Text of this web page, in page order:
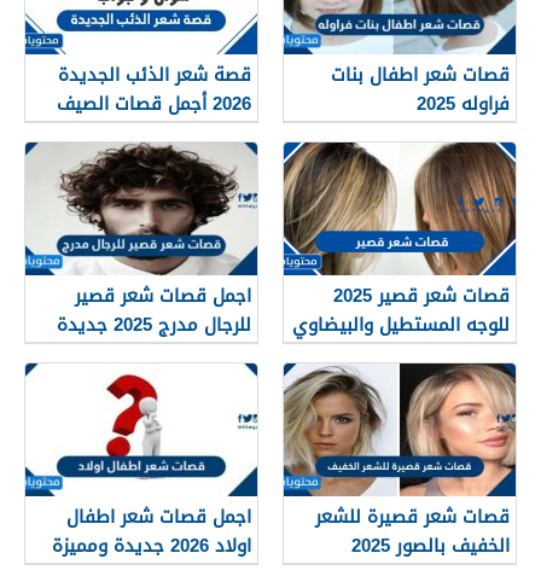
قصات شعر اطفال بنات
فراوله 2025
قصة شعر الذئب الجديدة
2026 أجمل قصات الصيف
قصات شعر قصير 2025
للوجه المستطيل والبيضاوي
والمربع
اجمل قصات شعر قصير
للرجال مدرج 2025 جديدة
قصات شعر قصيرة للشعر
الخفيف بالصور 2025
اجمل قصات شعر اطفال
اولاد 2026 جديدة ومميزة